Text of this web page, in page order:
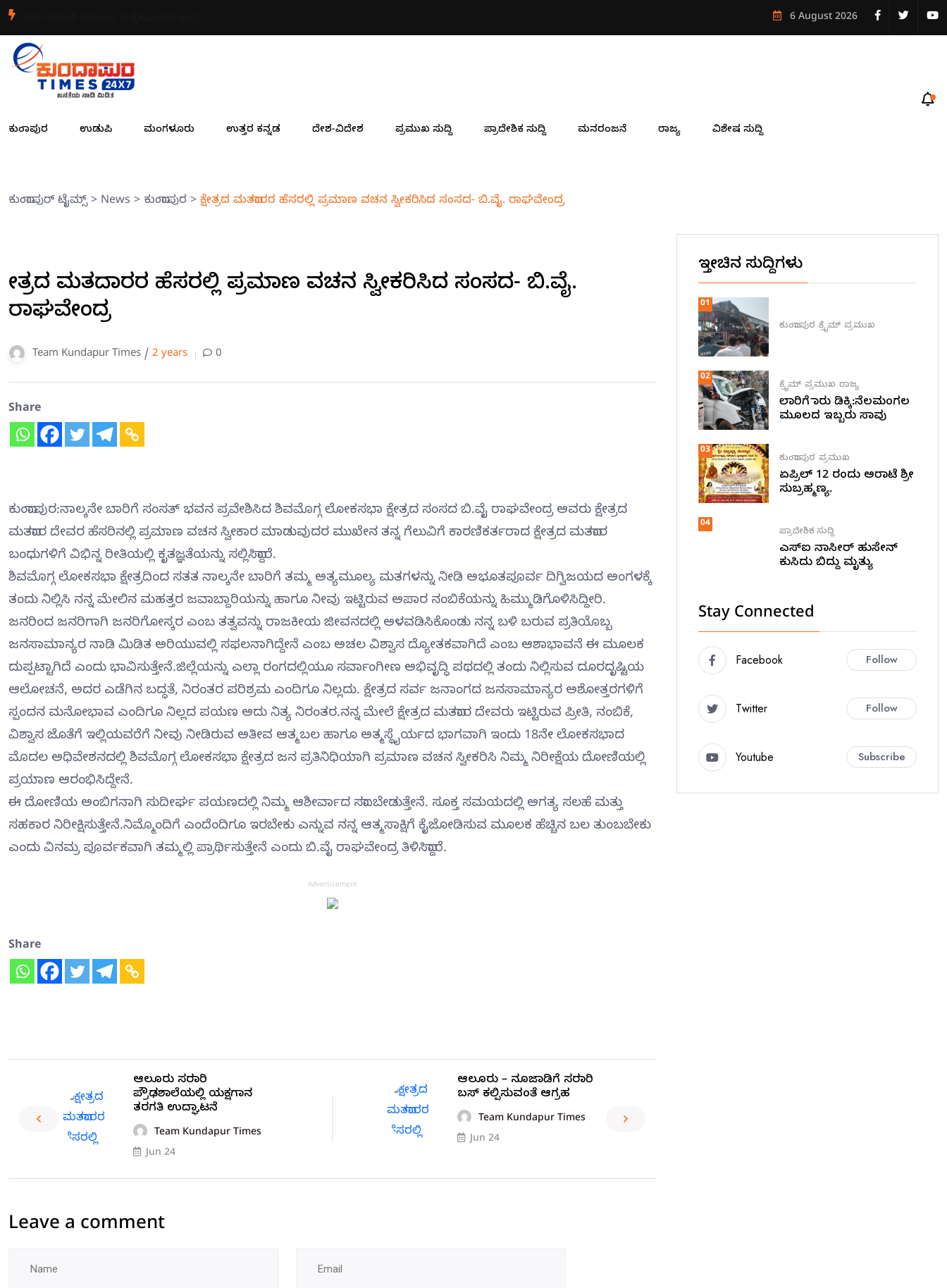
6 August 2026
ಕುಂದಾಪುರ ಉಡುಪಿ ಮಂಗಳೂರು ಉತ್ತರ ಕನ್ನಡ ದೇಶ-ವಿದೇಶ ಪ್ರಮುಖ ಸುದ್ದಿ ಪ್ರಾದೇಶಿಕ ಸುದ್ದಿ ಮನರಂಜನೆ ರಾಜ್ಯ ವಿಶೇಷ ಸುದ್ದಿ
ಕುಂದಾಪುರ್ ಟೈಮ್ಸ್> News > ಕುಂದಾಪುರ > ಕ್ಷೇತ್ರದ ಮತದಾರರ ಹೆಸರಲ್ಲಿ ಪ್ರಮಾಣ ವಚನ ಸ್ವೀಕರಿಸಿದ ಸಂಸದ- ಬಿ.ವೈ. ರಾಘವೇಂದ್ರ
ಕ್ಷೇತ್ರದ ಮತದಾರರ ಹೆಸರಲ್ಲಿ ಪ್ರಮಾಣ ವಚನ ಸ್ವೀಕರಿಸಿದ ಸಂಸದ- ಬಿ.ವೈ.
ರಾಘವೇಂದ್ರ
Team Kundapur Times / 2 years 0
Share
ಕುಂದಾಪುರ:ನಾಲ್ಕನೇ ಬಾರಿಗೆ ಸಂಸತ್ ಭವನ ಪ್ರವೇಶಿಸಿದ ಶಿವಮೊಗ್ಗ ಲೋಕಸಭಾ ಕ್ಷೇತ್ರದ ಸಂಸದ ಬಿ.ವೈ ರಾಘವೇಂದ್ರ ಅವರು ಕ್ಷೇತ್ರದ
ಮತದಾರ ದೇವರ ಹೆಸರಿನಲ್ಲಿ ಪ್ರಮಾಣ ವಚನ ಸ್ವೀಕಾರ ಮಾಡುವುದರ ಮುಖೇನ ತನ್ನ ಗೆಲುವಿಗೆ ಕಾರಣಿಕರ್ತರಾದ ಕ್ಷೇತ್ರದ ಮತದಾರ
ಬಂಧುಗಳಿಗೆ ವಿಭಿನ್ನ ರೀತಿಯಲ್ಲಿ ಕೃತಜ್ಞತೆಯನ್ನು ಸಲ್ಲಿಸಿದ್ದಾರೆ.
ಶಿವಮೊಗ್ಗ ಲೋಕಸಭಾ ಕ್ಷೇತ್ರದಿಂದ ಸತತ ನಾಲ್ಕನೇ ಬಾರಿಗೆ ತಮ್ಮ ಅತ್ಯಮೂಲ್ಯ ಮತಗಳನ್ನು ನೀಡಿ ಅಭೂತಪೂರ್ವ ದಿಗ್ವಿಜಯದ ಅಂಗಳಕ್ಕೆ
ತಂದು ನಿಲ್ಲಿಸಿ ನನ್ನ ಮೇಲಿನ ಮಹತ್ತರ ಜವಾಬ್ದಾರಿಯನ್ನು ಹಾಗೂ ನೀವು ಇಟ್ಟಿರುವ ಅಪಾರ ನಂಬಿಕೆಯನ್ನು ಹಿಮ್ಮುಡಿಗೊಳಿಸಿದ್ದೀರಿ.
ಜನರಿಂದ ಜನರಿಗಾಗಿ ಜನರಿಗೋಸ್ಕರ ಎಂಬ ತತ್ವವನ್ನು ರಾಜಕೀಯ ಜೀವನದಲ್ಲಿ ಅಳವಡಿಸಿಕೊಂಡು ನನ್ನ ಬಳಿ ಬರುವ ಪ್ರತಿಯೊಬ್ಬ
ಜನಸಾಮಾನ್ಯರ ನಾಡಿ ಮಿಡಿತ ಅರಿಯುವಲ್ಲಿ ಸಫಲನಾಗಿದ್ದೇನೆ ಎಂಬ ಅಚಲ ವಿಶ್ವಾಸ ದ್ಯೋತಕವಾಗಿದೆ ಎಂಬ ಆಶಾಭಾವನೆ ಈ ಮೂಲಕ
ದುಪ್ಪಟ್ಟಾಗಿದೆ ಎಂದು ಭಾವಿಸುತ್ತೇನೆ.ಜಿಲ್ಲೆಯನ್ನು ಎಲ್ಲಾ ರಂಗದಲ್ಲಿಯೂ ಸರ್ವಾಂಗೀಣ ಅಭಿವೃದ್ಧಿ ಪಥದಲ್ಲಿ ತಂದು ನಿಲ್ಲಿಸುವ ದೂರದೃಷ್ಟಿಯ
ಆಲೋಚನೆ, ಅದರ ಎಡೆಗಿನ ಬದ್ಧತೆ, ನಿರಂತರ ಪರಿಶ್ರಮ ಎಂದಿಗೂ ನಿಲ್ಲದು. ಕ್ಷೇತ್ರದ ಸರ್ವ ಜನಾಂಗದ ಜನಸಾಮಾನ್ಯರ ಅಶೋತ್ತರಗಳಿಗೆ
ಸ್ಪಂದನ ಮನೋಭಾವ ಎಂದಿಗೂ ನಿಲ್ಲದ ಪಯಣ ಅದು ನಿತ್ಯ ನಿರಂತರ.ನನ್ನ ಮೇಲೆ ಕ್ಷೇತ್ರದ ಮತದಾರ ದೇವರು ಇಟ್ಟಿರುವ ಪ್ರೀತಿ, ನಂಬಿಕೆ,
ವಿಶ್ವಾಸ ಜೊತೆಗೆ ಇಲ್ಲಿಯವರೆಗೆ ನೀವು ನೀಡಿರುವ ಅತೀವ ಆತ್ಮಬಲ ಹಾಗೂ ಅತ್ಮಸ್ಥೈರ್ಯದ ಭಾಗವಾಗಿ ಇಂದು 18ನೇ ಲೋಕಸಭಾದ
ಮೊದಲ ಅಧಿವೇಶನದಲ್ಲಿ ಶಿವಮೊಗ್ಗ ಲೋಕಸಭಾ ಕ್ಷೇತ್ರದ ಜನ ಪ್ರತಿನಿಧಿಯಾಗಿ ಪ್ರಮಾಣ ವಚನ ಸ್ವೀಕರಿಸಿ ನಿಮ್ಮ ನಿರೀಕ್ಷೆಯ ದೋಣಿಯಲ್ಲಿ
ಪ್ರಯಾಣ ಆರಂಭಿಸಿದ್ದೇನೆ.
ಈ ದೋಣಿಯ ಅಂಬಿಗನಾಗಿ ಸುದೀರ್ಘ ಪಯಣದಲ್ಲಿ ನಿಮ್ಮ ಆಶೀರ್ವಾದ ಸದಾ ಬೇಡುತ್ತೇನೆ. ಸೂಕ್ತ ಸಮಯದಲ್ಲಿ ಅಗತ್ಯ ಸಲಹೆ ಮತ್ತು
ಸಹಕಾರ ನಿರೀಕ್ಷಿಸುತ್ತೇನೆ.ನಿಮ್ಮೊಂದಿಗೆ ಎಂದೆಂದಿಗೂ ಇರಬೇಕು ಎನ್ನುವ ನನ್ನ ಆತ್ಮಸಾಕ್ಷಿಗೆ ಕೈಜೋಡಿಸುವ ಮೂಲಕ ಹೆಚ್ಚಿನ ಬಲ ತುಂಬಬೇಕು
ಎಂದು ವಿನಮ್ರ ಪೂರ್ವಕವಾಗಿ ತಮ್ಮಲ್ಲಿ ಪ್ರಾರ್ಥಿಸುತ್ತೇನೆ ಎಂದು ಬಿ.ವೈ ರಾಘವೇಂದ್ರ ತಿಳಿಸಿದ್ದಾರೆ.
Advertisement
Share
ಆಲೂರು ಸರಕಾರಿ
ಪ್ರೌಢಶಾಲೆಯಲ್ಲಿ ಯಕ್ಷಗಾನ
ತರಗತಿ ಉದ್ಘಾಟನೆ
Team Kundapur Times
Jun 24
ಆಲೂರು – ನೂಜಾಡಿಗೆ ಸರಕಾರಿ
ಬಸ್ ಕಲ್ಪಿಸುವಂತೆ ಆಗ್ರಹ
Team Kundapur Times
Jun 24
Leave a comment
ಇತ್ತೀಚಿನ ಸುದ್ದಿಗಳು
01
ಕುಂದಾಪುರ ಕ್ರೈಮ್ ಪ್ರಮುಖ
02
ಕ್ರೈಮ್ ಪ್ರಮುಖ ರಾಜ್ಯ
ಲಾರಿಗೆ ಕಾರು ಡಿಕ್ಕಿ:ನೆಲಮಂಗಲ
ಮೂಲದ ಇಬ್ಬರು ಸಾವು
03
ಕುಂದಾಪುರ ಪ್ರಮುಖ
ಏಪ್ರಿಲ್ 12 ರಂದು ಅರಾಟೆ ಶ್ರೀ
ಸುಬ್ರಹ್ಮಣ್ಯ.
04
ಪ್ರಾದೇಶಿಕ ಸುದ್ದಿ
ಎಸ್ಐ ನಾಸೀರ್ ಹುಸೇನ್
ಕುಸಿದು ಬಿದ್ದು ಮೃತ್ಯು
Stay Connected
Facebook Follow
Twitter Follow
Youtube Subscribe